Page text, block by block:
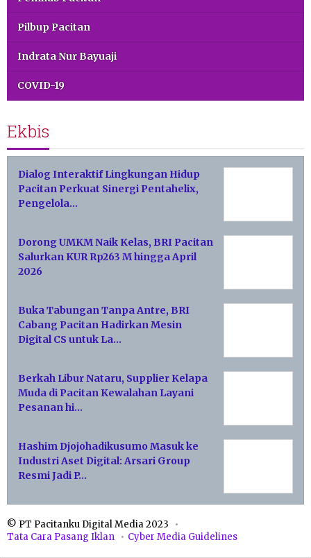
Pilbup Pacitan
Indrata Nur Bayuaji
COVID-19
Ekbis
Dialog Interaktif Lingkungan Hidup
Pacitan Perkuat Sinergi Pentahelix,
Pengelola…
Dorong UMKM Naik Kelas, BRI Pacitan
Salurkan KUR Rp263 M hingga April
2026
Buka Tabungan Tanpa Antre, BRI
Cabang Pacitan Hadirkan Mesin
Digital CS untuk La…
Berkah Libur Nataru, Supplier Kelapa
Muda di Pacitan Kewalahan Layani
Pesanan hi…
Hashim Djojohadikusumo Masuk ke
Industri Aset Digital: Arsari Group
Resmi Jadi P…
© PT Pacitanku Digital Media 2023
Tata Cara Pasang Iklan
Cyber Media Guidelines